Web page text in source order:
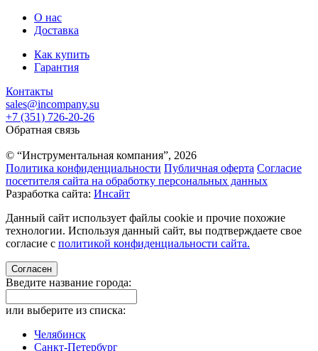
О нас
Доставка
Как купить
Гарантия
Контакты
sales@incompany.su
+7 (351) 726-20-26
Обратная связь
© “Инструментальная компания”, 2026
Политика конфиденциальности Публичная оферта Согласие
посетителя сайта на обработку персональных данных
Разработка сайта: Инсайт
Данный сайт использует файлы cookie и прочие похожие
технологии. Используя данный сайт, вы подтверждаете свое
согласие с политикой конфиденциальности сайта.
Согласен
Введите название города:
или выберите из списка:
Челябинск
Санкт-Петербург